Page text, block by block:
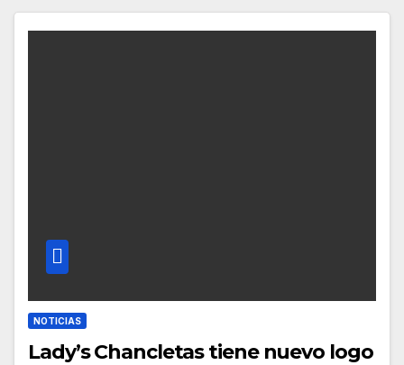
NOTICIAS
Lady’s Chancletas tiene nuevo logo